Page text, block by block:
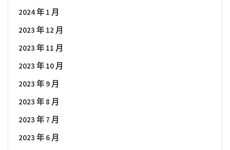
2024 年 1 月
2023 年 12 月
2023 年 11 月
2023 年 10 月
2023 年 9 月
2023 年 8 月
2023 年 7 月
2023 年 6 月